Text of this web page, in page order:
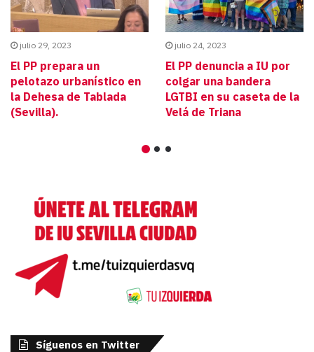
julio 29, 2023
El PP prepara un
pelotazo urbanístico en
la Dehesa de Tablada
(Sevilla).
julio 24, 2023
El PP denuncia a IU por
colgar una bandera
LGTBI en su caseta de la
Velá de Triana
Síguenos en Twitter